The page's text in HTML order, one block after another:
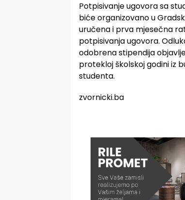
Potpisivanje ugovora sa
biće organizovano u
uručena i prva mjesečna
potpisivanja ugovora.
odobrena stipendija
protekloj školskoj godini iz
studenta.
zvornicki.ba